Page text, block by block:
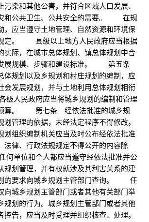
染和其他公害，并符合区域人口发展、
和公共卫生、公共安全的需要。 在规
，应当遵守土地管理、自然资源和环境保
定。 县级以上地方人民政府应当根据
实际，在城市总体规划、镇总体规划中合
展规模、步骤和建设标准。 第五条
体规划以及乡规划和村庄规划的编制，应
会发展规划，并与土地利用总体规划相衔
民政府应当将城乡规划的编制和管理
预算。 第七条 经依法批准的城乡规
管理的依据，未经法定程序不得修改。
织编制机关应当及时公布经依法批准
法律、行政法规规定不得公开的内容除
位和个人都应当遵守经依法批准并公
规划管理，并有权就涉及其利害关系的建
的要求向城乡规划主管部门查询。 任
向城乡规划主管部门或者其他有关部门举
规划的行为。城乡规划主管部门或者其他
告，应当及时受理并组织核查、处理。